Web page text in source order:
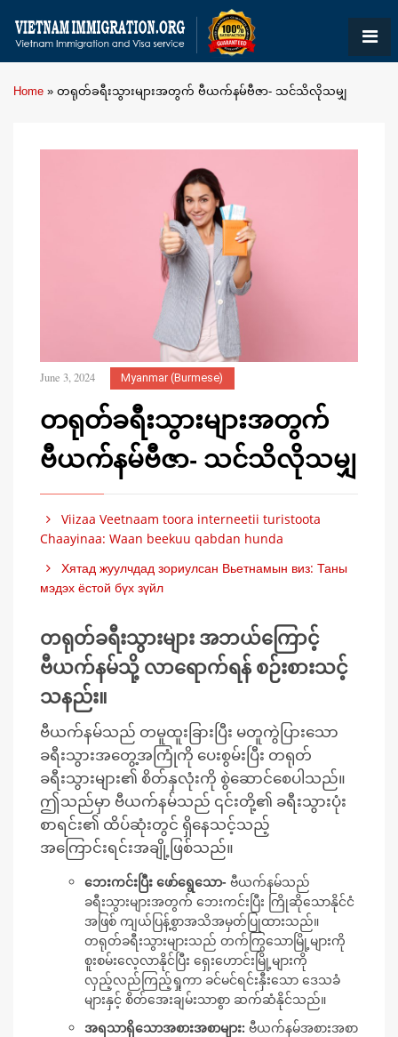
Home » တရုတ်ခရီးသွားများအတွက် ဗီယက်နမ်ဗီဇာ- သင်သိလိုသမျှ
June 3, 2024 Myanmar (Burmese)
တရုတ်ခရီးသွားများအတွက်
ဗီယက်နမ်ဗီဇာ- သင်သိလိုသမျှ
Viizaa Veetnaam toora interneetii turistoota
Chaayinaa: Waan beekuu qabdan hunda
Хятад жуулчдад зориулсан Вьетнамын виз: Таны
мэдэх ёстой бүх зүйл
တရုတ်ခရီးသွားများ အဘယ်ကြောင့်
ဗီယက်နမ်သို့ လာရောက်ရန် စဉ်းစားသင့်
သနည်း။
ဗီယက်နမ်သည် တမူထူးခြားပြီး မတူကွဲပြားသော
ခရီးသွားအတွေ့အကြုံကို ပေးစွမ်းပြီး တရုတ်
ခရီးသွားများ၏ စိတ်နှလုံးကို စွဲဆောင်စေပါသည်။
ဤသည်မှာ ဗီယက်နမ်သည် ၎င်းတို့၏ ခရီးသွားပုံး
စာရင်း၏ ထိပ်ဆုံးတွင် ရှိနေသင့်သည့်
အကြောင်းရင်းအချို့ဖြစ်သည်။
ဘေးကင်းပြီး ဖော်ရွေသော- ဗီယက်နမ်သည်
ခရီးသွားများအတွက် ဘေးကင်းပြီး ကြိုဆိုသောနိုင်ငံ
အဖြစ် ကျယ်ပြန့်စွာအသိအမှတ်ပြုထားသည်။
တရုတ်ခရီးသွားများသည် တက်ကြွသောမြို့များကို
စူးစမ်းလေ့လာနိုင်ပြီး ရှေးဟောင်းမြို့များကို
လှည့်လည်ကြည့်ရှုကာ ခင်မင်ရင်းနှီးသော ဒေသခံ
များနှင့် စိတ်အေးချမ်းသာစွာ ဆက်ဆံနိုင်သည်။
အရသာရှိသောအစားအစာများ: ဗီယက်နမ်အစားအစာ